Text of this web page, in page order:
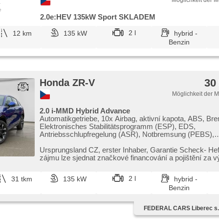
2.0e:HEV 135kW Sport SKLADEM
12 km 135 kW 2 l
hybrid -
Benzin
Honda ZR-V 30
Möglichkeit der
2.0 i-MMD Hybrid Advance
Automatikgetriebe, 10x Airbag, aktivní kapota, ABS,
Elektronisches Stabilitätsprogramm (ESP), EDS,
Antriebsschlupfregelung (ASR), Notbremsung (PEBS),
(HSA), ukazatel rychlostního limitu (SLIF), Uhr Spur,
Anzeige, asistent jízdy v koloně, asistent změny
Fahrers, automatisch im Berg bremsen , Servolenkung,
Klimaanlage, Klimaautomatik, Adaptive
Tempomat, LED adaptivní světlomety, täglich Leuchten,
'EURO VI', Bordcomputer, dotykové ovládání palubního
digitální přístrojový štít, volba jízdního režimu,
Ursprungsland CZ,​ erster Inhaber,​ Garantie Scheck​-
zájmu lze sjednat značkové financování a pojištění za
31 tkm 135 kW 2 l
hybrid -
Benzin
FEDERAL CARS Liberec